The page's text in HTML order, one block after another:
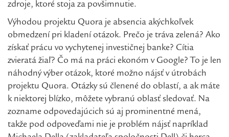
zdroje, ktoré stoja za povšimnutie.
Výhodou projektu Quora je absencia akýchkoľvek
obmedzení pri kladení otázok. Prečo je tráva zelená? Ako
získať prácu vo vychytenej investičnej banke? Cítia
zvieratá žiaľ? Čo má na práci ekonóm v Google? To je len
náhodný výber otázok, ktoré možno nájsť v útrobách
projektu Quora. Otázky sú členené do oblastí, a ak máte
k niektorej blízko, môžete vybranú oblasť sledovať. Na
zozname odpovedajúcich sú aj prominentné mená,
takže pod odpoveďami nie je problém nájsť napríklad